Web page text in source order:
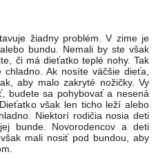
žiadny problém. V zime je
bundu. Nemali by ste však
či má dieťatko teplé nohy. Tak
Ak nosíte väčšie dieťa,
aby malo zakryté nožičky. Vy
budete sa pohybovať a nesená
však len ticho leží alebo
Niektorí rodičia nosia deti
bunde. Novorodencov a deti
mali nosiť pod bundou, aby